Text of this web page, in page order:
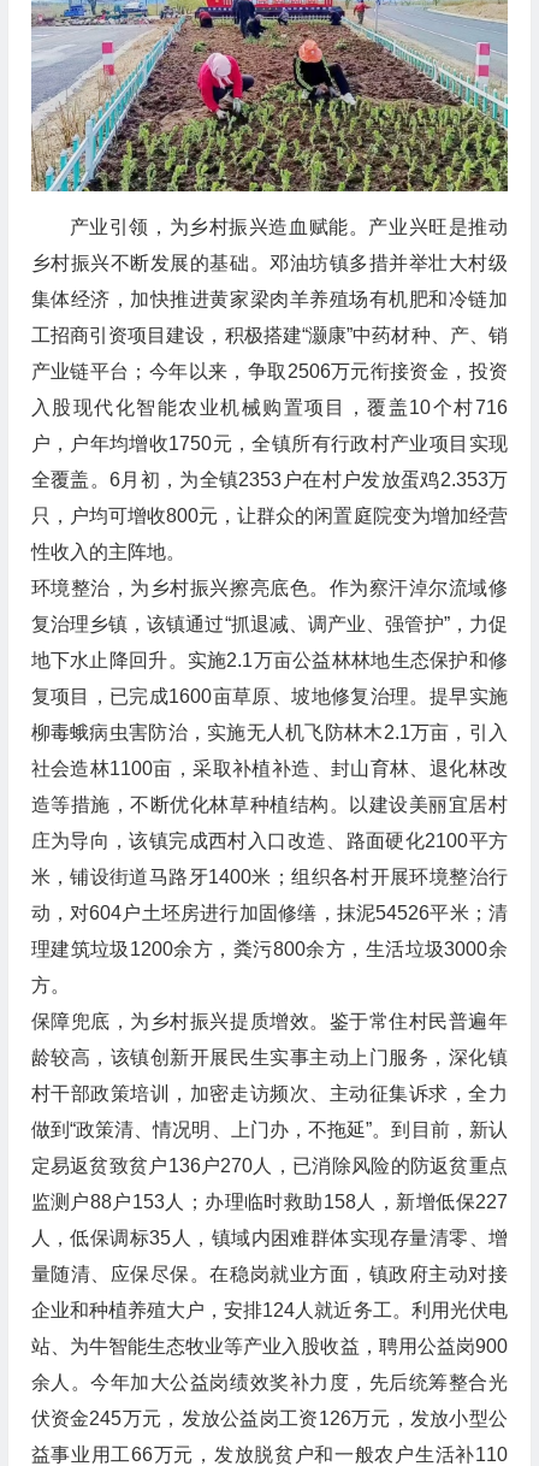
产业引领，为乡村振兴造血赋能。产业兴旺是推动
乡村振兴不断发展的基础。邓油坊镇多措并举壮大村级
集体经济，加快推进黄家梁肉羊养殖场有机肥和冷链加
工招商引资项目建设，积极搭建“灏康”中药材种、产、销
产业链平台；今年以来，争取2506万元衔接资金，投资
入股现代化智能农业机械购置项目，覆盖10个村716
户，户年均增收1750元，全镇所有行政村产业项目实现
全覆盖。6月初，为全镇2353户在村户发放蛋鸡2.353万
只，户均可增收800元，让群众的闲置庭院变为增加经营
性收入的主阵地。
环境整治，为乡村振兴擦亮底色。作为察汗淖尔流域修
复治理乡镇，该镇通过“抓退减、调产业、强管护”，力促
地下水止降回升。实施2.1万亩公益林林地生态保护和修
复项目，已完成1600亩草原、坡地修复治理。提早实施
柳毒蛾病虫害防治，实施无人机飞防林木2.1万亩，引入
社会造林1100亩，采取补植补造、封山育林、退化林改
造等措施，不断优化林草种植结构。以建设美丽宜居村
庄为导向，该镇完成西村入口改造、路面硬化2100平方
米，铺设街道马路牙1400米；组织各村开展环境整治行
动，对604户土坯房进行加固修缮，抹泥54526平米；清
理建筑垃圾1200余方，粪污800余方，生活垃圾3000余
方。
保障兜底，为乡村振兴提质增效。鉴于常住村民普遍年
龄较高，该镇创新开展民生实事主动上门服务，深化镇
村干部政策培训，加密走访频次、主动征集诉求，全力
做到“政策清、情况明、上门办，不拖延”。到目前，新认
定易返贫致贫户136户270人，已消除风险的防返贫重点
监测户88户153人；办理临时救助158人，新增低保227
人，低保调标35人，镇域内困难群体实现存量清零、增
量随清、应保尽保。在稳岗就业方面，镇政府主动对接
企业和种植养殖大户，安排124人就近务工。利用光伏电
站、为牛智能生态牧业等产业入股收益，聘用公益岗900
余人。今年加大公益岗绩效奖补力度，先后统筹整合光
伏资金245万元，发放公益岗工资126万元，发放小型公
益事业用工66万元，发放脱贫户和一般农户生活补110